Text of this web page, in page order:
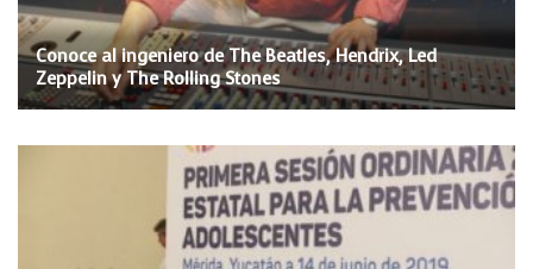
Conoce al ingeniero de The Beatles, Hendrix, Led
Zeppelin y The Rolling Stones